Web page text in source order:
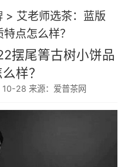
> 艾老师选茶：蓝版
点怎么样？
摆尾箐古树小饼品
样？
28 来源：爱普茶网